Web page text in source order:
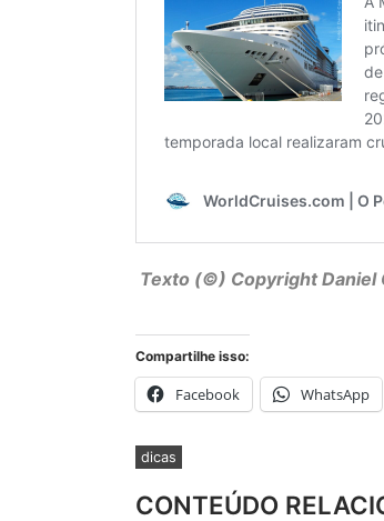
Texto (©) CopyrightDaniel
Compartilhe isso:
Facebook WhatsApp
dicas
CONTEÚDO